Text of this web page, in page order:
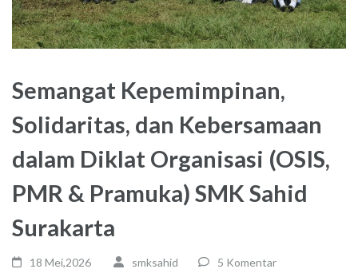
Semangat Kepemimpinan,
Solidaritas, dan Kebersamaan
dalam Diklat Organisasi (OSIS,
PMR & Pramuka) SMK Sahid
Surakarta
18 Mei,2026 smksahid 5 Komentar